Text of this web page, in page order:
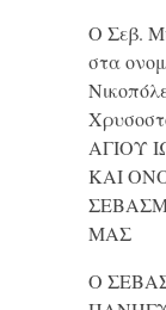
Ο Σεβ.
στα
ΑΓΙΟΥ
ΚΑΙ
ΜΑΣ
Ο